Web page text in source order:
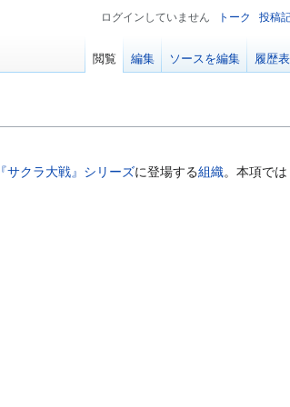
『サクラ大戦』シリーズに登場する組織。本項では
ログインしていません トーク 投稿
閲覧 編集 ソースを編集 履歴